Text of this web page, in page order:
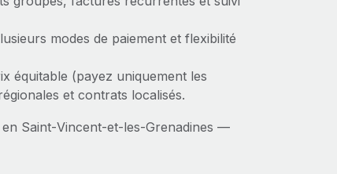
modes de paiement et flexibilité
équitable (payez uniquement les
et contrats localisés.
Saint‑Vincent-et-les-Grenadines —